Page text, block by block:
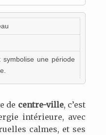
une période
de centre-ville, c’est
intérieure, avec
calmes, et ses